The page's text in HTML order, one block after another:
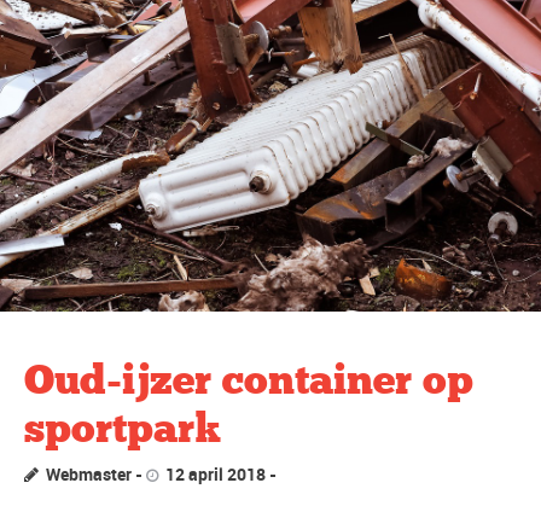
Oud-ijzer container op
sportpark
Webmaster 12 april 2018